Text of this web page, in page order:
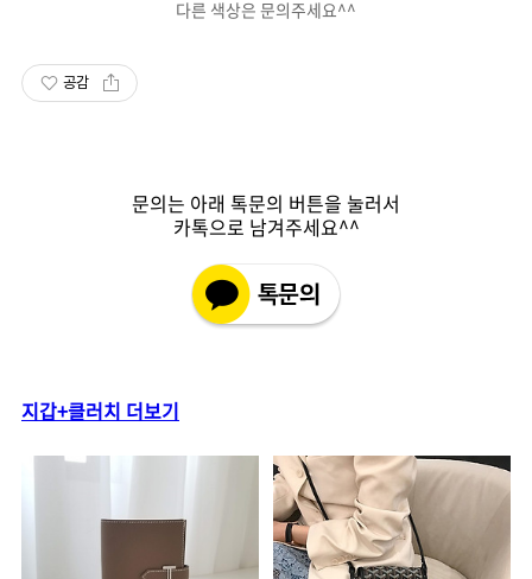
다른 색상은 문의주세요^^
공감
문의는 아래 톡문의 버튼을 눌러서
카톡으로 남겨주세요^^
지갑+클러치 더보기